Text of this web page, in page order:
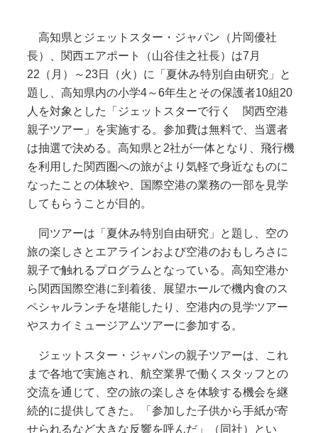
高知県とジェットスター・ジャパン（片岡優社
長）、関西エアポート（山谷佳之社長）は7月
22（月）～23日（火）に「夏休み特別自由研究」と
題し、高知県内の小学4～6年生とその保護者10組20
人を対象とした「ジェットスターで行く 関西空港
親子ツアー」を実施する。参加費は無料で、当選者
は抽選で決める。高知県と2社が一体となり、飛行機
を利用した関西圏への旅がより気軽で身近なものに
なったことの体験や、国際空港の業務の一部を見学
してもらうことが目的。
同ツアーは「夏休み特別自由研究」と題し、空の
旅の楽しさとエアラインおよび空港のおもしろさに
親子で触れるプログラムとなっている。高知空港か
ら関西国際空港に到着後、展望ホールで機内食のス
ペシャルランチを堪能したり、空港内の見学ツアー
やスカイミュージアムツアーに参加する。
ジェットスター・ジャパンの親子ツアーは、これ
まで各地で実施され、航空業界で働くスタッフとの
交流を通じて、空の旅の楽しさを体験する機会を継
続的に提供してきた。「参加した子供から手紙が寄
せられるなど大きな反響を呼んだ」（同社）とい